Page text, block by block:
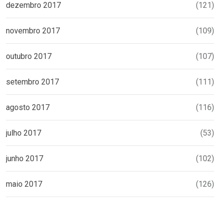
dezembro 2017 (121)
novembro 2017 (109)
outubro 2017 (107)
setembro 2017 (111)
agosto 2017 (116)
julho 2017 (53)
junho 2017 (102)
maio 2017 (126)